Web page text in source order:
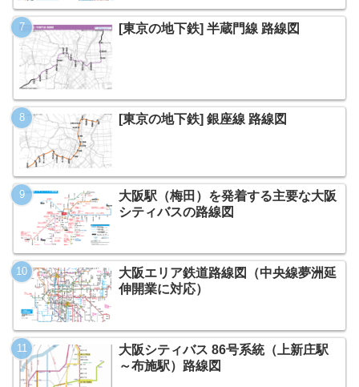
[東京の地下鉄] 半蔵門線 路線図
[東京の地下鉄] 銀座線 路線図
大阪駅（梅田）を発着する主要な大阪
シティバスの路線図
大阪エリア鉄道路線図（中央線夢洲延
伸開業に対応）
大阪シティバス 86号系統（上新庄駅
～布施駅）路線図